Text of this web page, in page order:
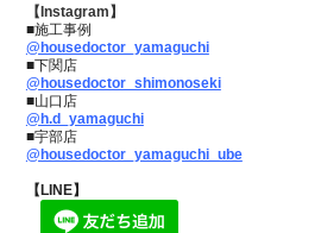
【Instagram】
■施工事例
@housedoctor_yamaguchi
■下関店
@housedoctor_shimonoseki
■山口店
@h.d_yamaguchi
■宇部店
@housedoctor_yamaguchi_ube
【LINE】